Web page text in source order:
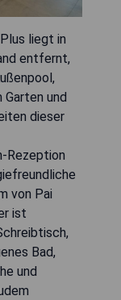
liegt in
entfernt,
und
dieser
Rezeption
von Pai
ist
Bad,
und